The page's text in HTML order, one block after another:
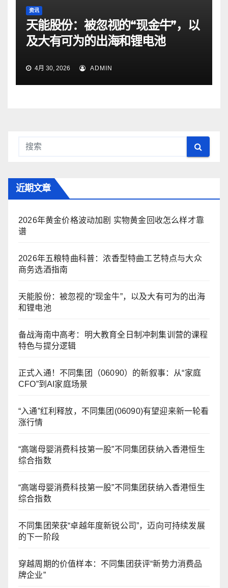
资讯
天能股份：被忽视的“现金牛”，以
及大有可为的出海和锂电池
4月 30, 2026 ADMIN
近期文章
2026年黄金价格波动加剧 实物黄金回收怎么样才靠
谱
2026年五粮特曲科普：浓香型特曲工艺特点与大众
商务选酒指南
天能股份：被忽视的“现金牛”，以及大有可为的出海
和锂电池
备战海南中高考：明大教育全日制冲刺集训营的课程
特色与提分逻辑
正式入通！不同集团（06090）的新叙事：从“家庭
CFO”到AI家庭场景
“入通”红利释放，不同集团(06090)有望迎来新一轮看
涨行情
“高端母婴消费科技第一股”不同集团获纳入香港恒生
综合指数
“高端母婴消费科技第一股”不同集团获纳入香港恒生
综合指数
不同集团荣获“卓越年度新锐公司”，迈向可持续发展
的下一阶段
穿越周期的价值样本：不同集团获评“新势力消费品
牌企业”